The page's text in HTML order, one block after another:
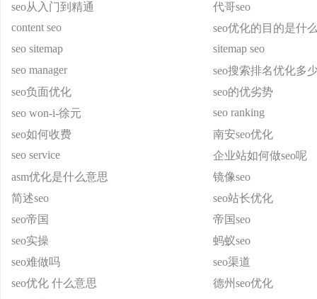
seo从入门到精通
代哥seo
content seo
seo优化的目的是什
seo sitemap
sitemap seo
seo manager
seo搜索排名优化多
seo负面优化
seo的优劣势
seo won-i-徐元
seo ranking
seo如何收费
南安seo优化
seo service
企业站如何做seo呢
asm优化是什么意思
镜像seo
简述seo
seo站长优化
seo帝国
帝国seo
seo实操
蚂蚁seo
seo难做吗
seo渠道
seo优化 什么意思
德州seo优化